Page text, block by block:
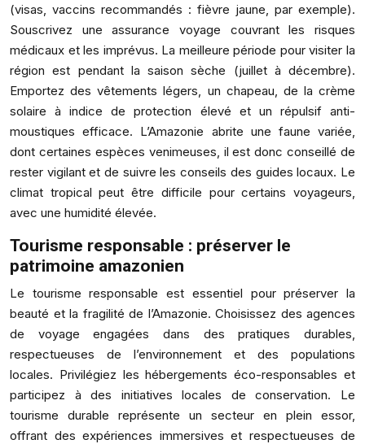
(visas, vaccins recommandés : fièvre jaune, par exemple).
Souscrivez une assurance voyage couvrant les risques
médicaux et les imprévus. La meilleure période pour visiter la
région est pendant la saison sèche (juillet à décembre).
Emportez des vêtements légers, un chapeau, de la crème
solaire à indice de protection élevé et un répulsif anti-
moustiques efficace. L’Amazonie abrite une faune variée,
dont certaines espèces venimeuses, il est donc conseillé de
rester vigilant et de suivre les conseils des guides locaux. Le
climat tropical peut être difficile pour certains voyageurs,
avec une humidité élevée.
Tourisme responsable : préserver le
patrimoine amazonien
Le tourisme responsable est essentiel pour préserver la
beauté et la fragilité de l’Amazonie. Choisissez des agences
de voyage engagées dans des pratiques durables,
respectueuses de l’environnement et des populations
locales. Privilégiez les hébergements éco-responsables et
participez à des initiatives locales de conservation. Le
tourisme durable représente un secteur en plein essor,
offrant des expériences immersives et respectueuses de